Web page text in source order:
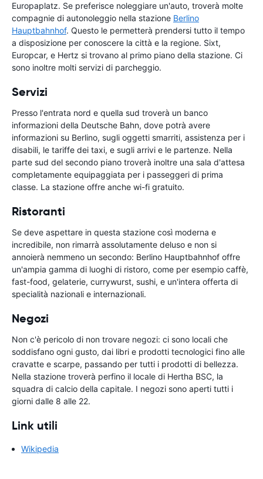
Europaplatz. Se preferisce noleggiare un'auto, troverà molte
compagnie di autonoleggio nella stazione Berlino
Hauptbahnhof. Questo le permetterà prendersi tutto il tempo
a disposizione per conoscere la città e la regione. Sixt,
Europcar, e Hertz si trovano al primo piano della stazione. Ci
sono inoltre molti servizi di parcheggio.
Servizi
Presso l'entrata nord e quella sud troverà un banco
informazioni della Deutsche Bahn, dove potrà avere
informazioni su Berlino, sugli oggetti smarriti, assistenza per i
disabili, le tariffe dei taxi, e sugli arrivi e le partenze. Nella
parte sud del secondo piano troverà inoltre una sala d'attesa
completamente equipaggiata per i passeggeri di prima
classe. La stazione offre anche wi-fi gratuito.
Ristoranti
Se deve aspettare in questa stazione così moderna e
incredibile, non rimarrà assolutamente deluso e non si
annoierà nemmeno un secondo: Berlino Hauptbahnhof offre
un'ampia gamma di luoghi di ristoro, come per esempio caffè,
fast-food, gelaterie, currywurst, sushi, e un'intera offerta di
specialità nazionali e internazionali.
Negozi
Non c'è pericolo di non trovare negozi: ci sono locali che
soddisfano ogni gusto, dai libri e prodotti tecnologici fino alle
cravatte e scarpe, passando per tutti i prodotti di bellezza.
Nella stazione troverà perfino il locale di Hertha BSC, la
squadra di calcio della capitale. I negozi sono aperti tutti i
giorni dalle 8 alle 22.
Link utili
Wikipedia